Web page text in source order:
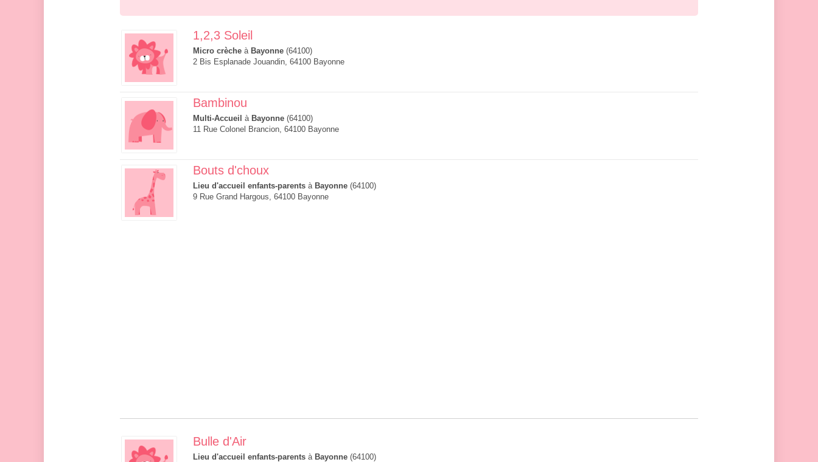
1,2,3 Soleil
Micro crèche à Bayonne (64100)
2 Bis Esplanade Jouandin, 64100 Bayonne
Bambinou
Multi-Accueil à Bayonne (64100)
11 Rue Colonel Brancion, 64100 Bayonne
Bouts d'choux
Lieu d'accueil enfants-parents à Bayonne (64100)
9 Rue Grand Hargous, 64100 Bayonne
Bulle d'Air
Lieu d'accueil enfants-parents à Bayonne (64100)